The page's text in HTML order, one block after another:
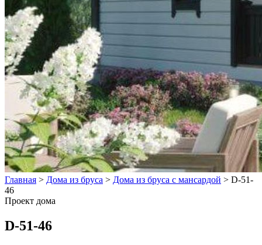
Главная > Дома из бруса > Дома из бруса с мансардой > D-51-
46
Проект дома
D-51-46